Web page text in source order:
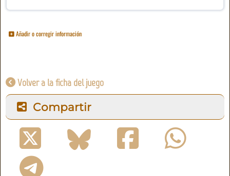
Añadir o corregir información
Volver a la ficha del juego
Compartir